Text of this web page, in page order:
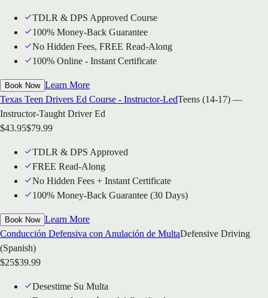
TDLR & DPS Approved Course
100% Money-Back Guarantee
No Hidden Fees, FREE Read-Along
100% Online - Instant Certificate
Book Now Learn More
Texas Teen Drivers Ed Course - Instructor-LedTeens (14-17) —
Instructor-Taught Driver Ed
$43.95$79.99
TDLR & DPS Approved
FREE Read-Along
No Hidden Fees + Instant Certificate
100% Money-Back Guarantee (30 Days)
Book Now Learn More
Conducción Defensiva con Anulación de MultaDefensive Driving
(Spanish)
$25$39.99
Desestime Su Multa